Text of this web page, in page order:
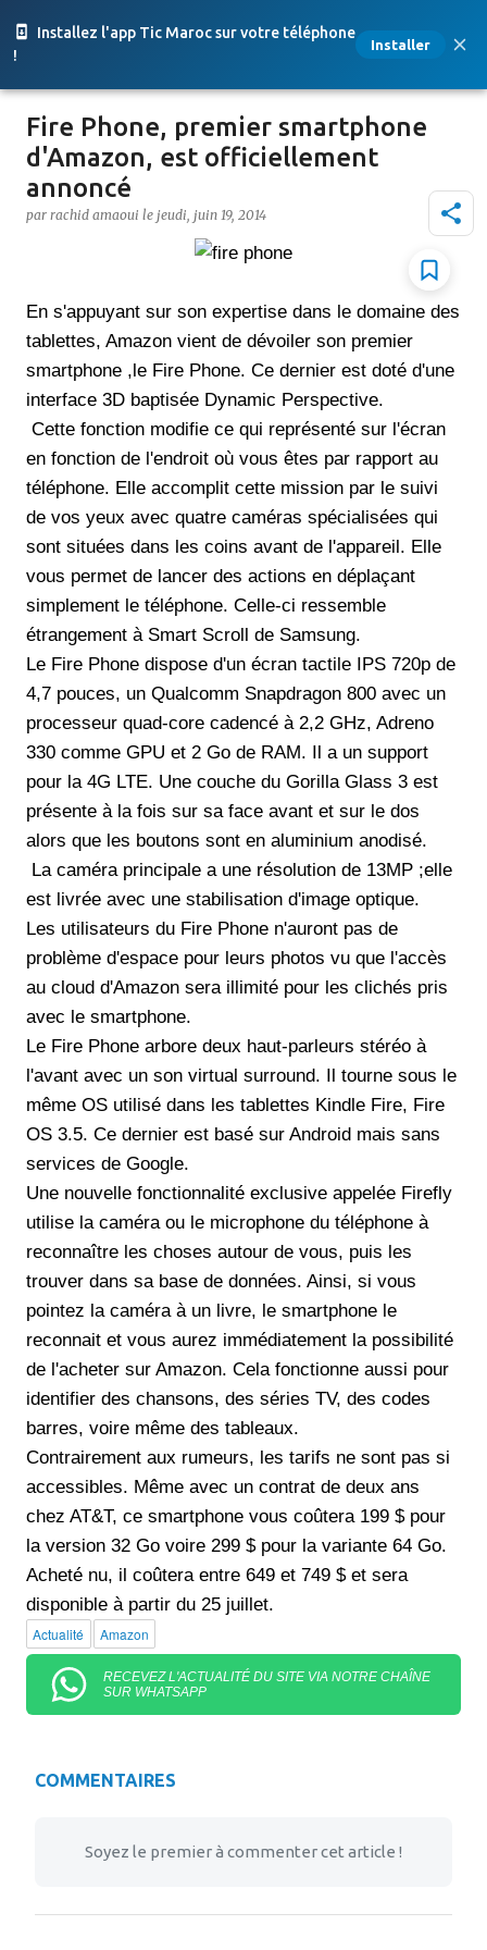
Installez l'app Tic Maroc sur votre téléphone
!
Installer
Accéder au contenu principal
Fire Phone, premier smartphone
d'Amazon, est officiellement
annoncé
par rachid amaoui le jeudi, juin 19, 2014
En s'appuyant sur ​​son expertise dans le domaine des
tablettes, Amazon vient de dévoiler son premier
smartphone ,le Fire Phone. Ce dernier est doté d'une
interface 3D baptisée Dynamic Perspective.
Cette fonction modifie ce qui représenté sur l'écran
en fonction de l'endroit où vous êtes par rapport au
téléphone. Elle accomplit cette mission par le suivi
de vos yeux avec quatre caméras spécialisées qui
sont situées dans les coins avant de l'appareil. Elle
vous permet de lancer des actions en déplaçant
simplement le téléphone. Celle-ci ressemble
étrangement à Smart Scroll de Samsung.
Le Fire Phone dispose d'un écran tactile IPS 720p de
4,7 pouces, un Qualcomm Snapdragon 800 avec un
processeur quad-core cadencé à 2,2 GHz, Adreno
330 comme GPU et 2 Go de RAM. Il a un support
pour la 4G LTE. Une couche du Gorilla Glass 3 est
présente à la fois sur sa face avant et sur le dos
alors que les boutons sont en aluminium anodisé.
La caméra principale a une résolution de 13MP ;elle
est livrée avec une stabilisation d'image optique.
Les utilisateurs du Fire Phone n'auront pas de
problème d'espace pour leurs photos vu que l'accès
au cloud d'Amazon sera illimité pour les clichés pris
avec le smartphone.
Le Fire Phone arbore deux haut-parleurs stéréo à
l'avant avec un son virtual surround. Il tourne sous le
même OS utilisé dans les tablettes Kindle Fire, Fire
OS 3.5. Ce dernier est basé sur Android mais sans
services de Google.
Une nouvelle fonctionnalité exclusive appelée Firefly
utilise la caméra ou le microphone du téléphone à
reconnaître les choses autour de vous, puis les
trouver dans sa base de données. Ainsi, si vous
pointez la caméra à un livre, le smartphone le
reconnait et vous aurez immédiatement la possibilité
de l'acheter sur Amazon. Cela fonctionne aussi pour
identifier des chansons, des séries TV, des codes
barres, voire même des tableaux.
Contrairement aux rumeurs, les tarifs ne sont pas si
accessibles. Même avec un contrat de deux ans
chez AT&T, ce smartphone vous coûtera 199 $ pour
la version 32 Go voire 299 $ pour la variante 64 Go.
Acheté nu, il coûtera entre 649 et 749 $ et sera
disponible à partir du 25 juillet.
Actualité Amazon
RECEVEZ L'ACTUALITÉ DU SITE VIA NOTRE CHAÎNE
SUR WHATSAPP
COMMENTAIRES
Soyez le premier à commenter cet article !